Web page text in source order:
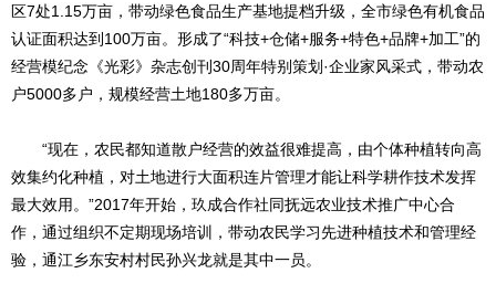
区7处1.15万亩，带动绿色食品生产基地提档升级，全市绿色有机食品
认证面积达到100万亩。形成了“科技+仓储+服务+特色+品牌+加工”的
经营模纪念《光彩》杂志创刊30周年特别策划·企业家风采式，带动农
户5000多户，规模经营土地180多万亩。
“现在，农民都知道散户经营的效益很难提高，由个体种植转向高
效集约化种植，对土地进行大面积连片管理才能让科学耕作技术发挥
最大效用。”2017年开始，玖成合作社同抚远农业技术推广中心合
作，通过组织不定期现场培训，带动农民学习先进种植技术和管理经
验，通江乡东安村村民孙兴龙就是其中一员。